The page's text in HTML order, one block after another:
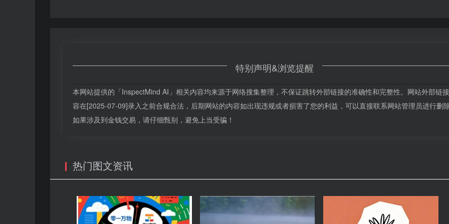
特别声明&浏览提醒
本网站提供的「InspectMind AI」相关内容均来源于网络搜集整理，不保证跳转外部链接的准确性和完整性。网站外部链
容在[2025-07-09]录入之前合规合法，后期网站的内容如出现违规或者损害了您的利益，可以直接联系网站管理员进行删除
如果涉及到金钱交易，请仔细甄别，避免上当受骗！
热门图文资讯